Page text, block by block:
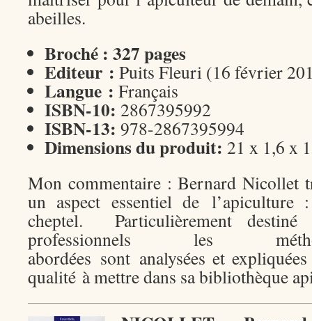
abeilles.
Broché : 327 pages
Editeur : Puits Fleuri (16 février
Langue : Français
ISBN-10: 2867395992
ISBN-13: 978-2867395994
Dimensions du produit: 21 x 1,6 x
Mon commentaire : Bernard Nicollet
un aspect essentiel de
cheptel. Particulièrement destiné
professionnels les
abordées sont analysées et
qualité à mettre dans sa bibliothèque